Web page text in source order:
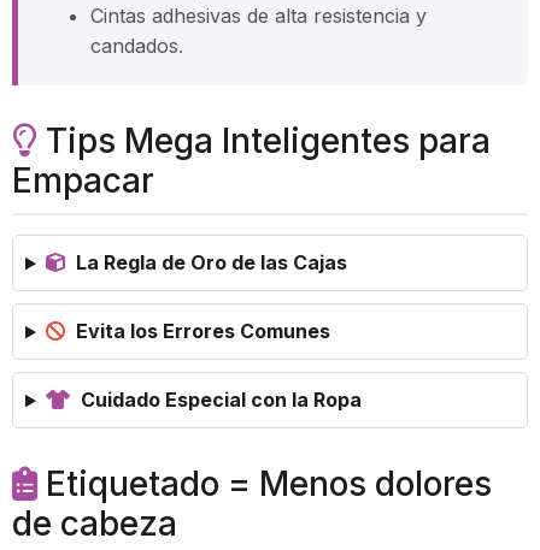
Cintas adhesivas de alta resistencia y
candados.
Tips Mega Inteligentes para
Empacar
La Regla de Oro de las Cajas
Evita los Errores Comunes
Cuidado Especial con la Ropa
Etiquetado = Menos dolores
de cabeza